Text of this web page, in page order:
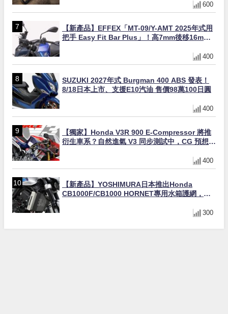
600
【新產品】EFFEX「MT-09/Y-AMT 2025年式用
把手 Easy Fit Bar Plus」！高7mm後移16mm
400
SUZUKI 2027年式 Burgman 400 ABS 發表！
8/18日本上市、支援E10汽油 售價98萬100日圓
400
【獨家】Honda V3R 900 E-Compressor 將推
衍生車系？自然進氣 V3 同步測試中，CG 預想曝
400
【新產品】YOSHIMURA日本推出Honda
CB1000F/CB1000 HORNET專用水箱護網，六
300